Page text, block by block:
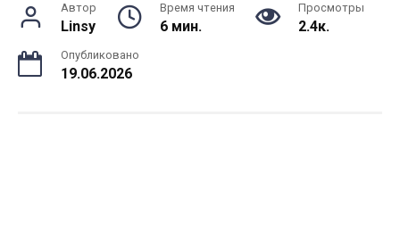
Автор
Linsy
Время чтения
6 мин.
Просмотры
2.4к.
Опубликовано
19.06.2026